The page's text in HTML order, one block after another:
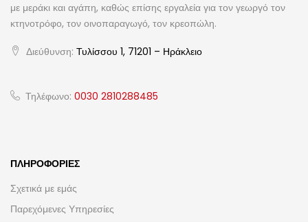
με μεράκι και αγάπη, καθώς επίσης εργαλεία για τον γεωργό τον
κτηνοτρόφο, τον οινοπαραγωγό, τον κρεοπώλη.
Διεύθυνση: Τυλίσσου 1, 71201 – Ηράκλειο
Τηλέφωνο: 0030 2810288485
ΠΛΗΡΟΦΟΡΊΕΣ
Σχετικά με εμάς
Παρεχόμενες Υπηρεσίες